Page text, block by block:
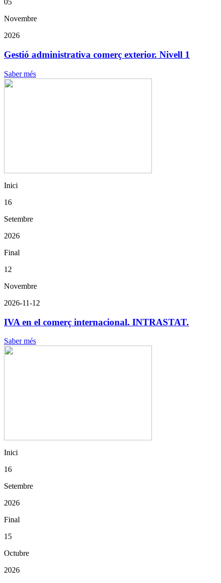
05
Novembre
2026
Gestió administrativa comerç exterior. Nivell 1
Saber més
Inici
16
Setembre
2026
Final
12
Novembre
2026-11-12
IVA en el comerç internacional. INTRASTAT.
Saber més
Inici
16
Setembre
2026
Final
15
Octubre
2026